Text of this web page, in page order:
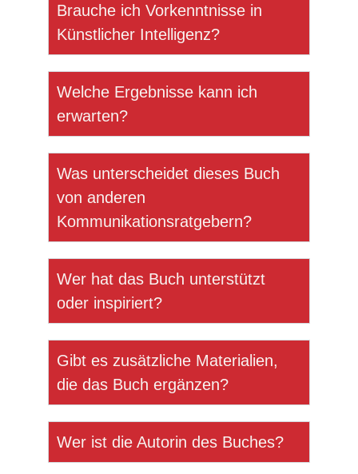
Brauche ich Vorkenntnisse in
Künstlicher Intelligenz?
Welche Ergebnisse kann ich
erwarten?
Was unterscheidet dieses Buch
von anderen
Kommunikationsratgebern?
Wer hat das Buch unterstützt
oder inspiriert?
Gibt es zusätzliche Materialien,
die das Buch ergänzen?
Wer ist die Autorin des Buches?